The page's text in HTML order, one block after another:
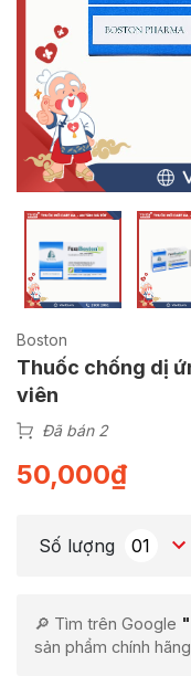
Boston
Thuốc chống dị
viên
Đã bán 2
50,000₫
Số lượng
🔎 Tìm trên Google
sản phẩm chính